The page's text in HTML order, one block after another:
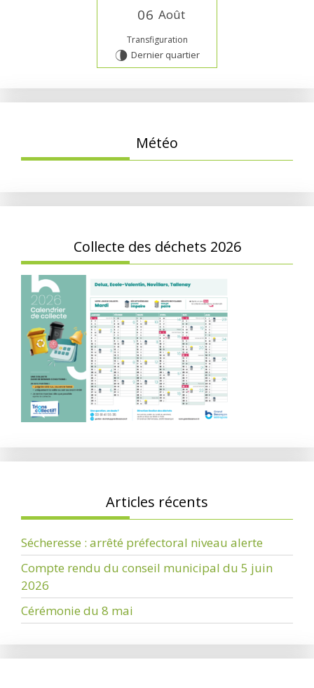
06 Août
Transfiguration
U Dernier quartier
Météo
Collecte des déchets 2026
Articles récents
Sécheresse : arrêté préfectoral niveau alerte
Compte rendu du conseil municipal du 5 juin
2026
Cérémonie du 8 mai